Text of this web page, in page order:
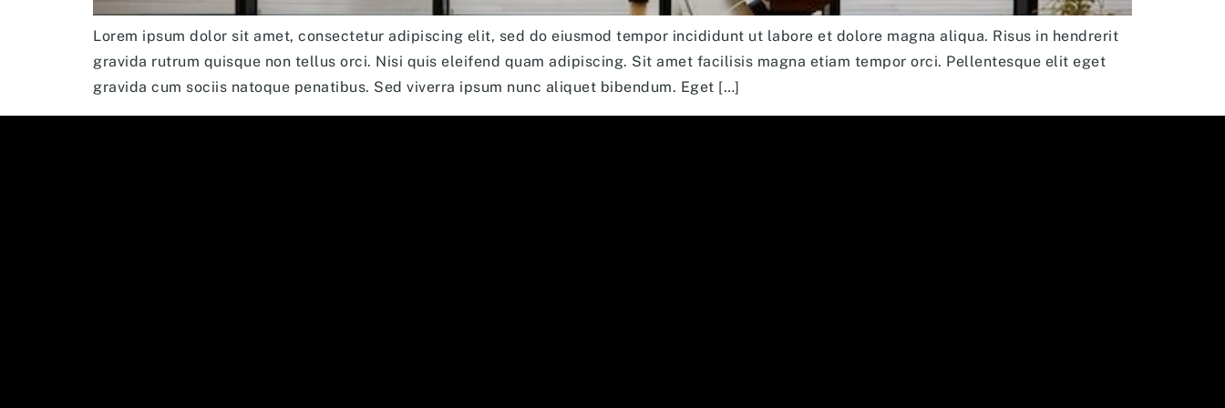
Lorem ipsum dolor sit amet, consectetur adipiscing elit, sed do eiusmod tempor incididunt ut labore et dolore magna aliqua. Risus in hendrerit
gravida rutrum quisque non tellus orci. Nisi quis eleifend quam adipiscing. Sit amet facilisis magna etiam tempor orci. Pellentesque elit eget
gravida cum sociis natoque penatibus. Sed viverra ipsum nunc aliquet bibendum. Eget […]